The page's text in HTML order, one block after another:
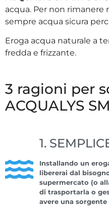
acqua. Per non rimanere
sempre acqua sicura
Eroga acqua naturale a
fredda e frizzante.
3 ragioni per
ACQUALYS
1.
Installando un
libererai dal
supermercato (o
di trasportarla o
avere una sorgente